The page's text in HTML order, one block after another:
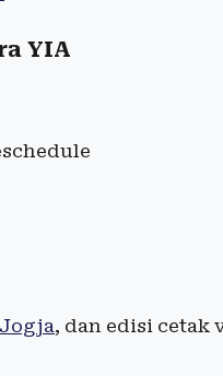
YIA
, dan edisi cetak